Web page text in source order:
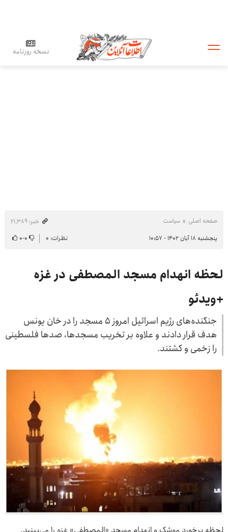
نسخه روزنامه
صفحه اصلی سیاست
خبر: ۲۱٬۳۸۹
پنجشنبه ۱۸ آبان ۱۴۰۲ - ۱۰:۵۷
نظرات: ۰ ۰-۰
لحظه انهدام مسجد المصطفی در غزه
+ویدئو
جنگنده‌های رژیم اسرائیل امروز ۵ مسجد را در خان یونس
هدف قرار دادند و علاوه بر تخریب مسجدها، صد‌ها فلسطینی
را زخمی و کشتند.